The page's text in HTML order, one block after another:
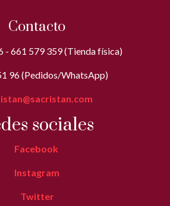
Contacto
- 661 579 359 (Tienda física)
96 (Pedidos/WhatsApp)
sociales
Facebook
Instagram
Twitter